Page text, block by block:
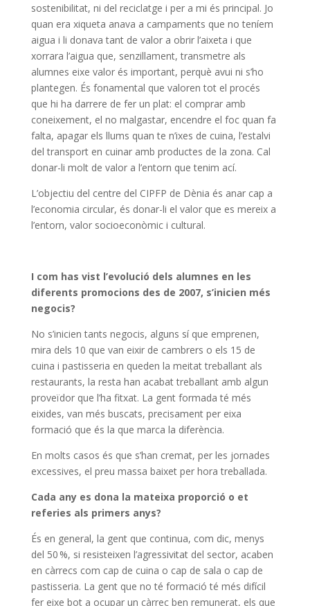
sostenibilitat, ni del reciclatge i per a mi és principal. Jo
quan era xiqueta anava a campaments que no teníem
aigua i li donava tant de valor a obrir l’aixeta i que
xorrara l’aigua que, senzillament, transmetre als
alumnes eixe valor és important, perquè avui ni s’ho
plantegen. És fonamental que valoren tot el procés
que hi ha darrere de fer un plat: el comprar amb
coneixement, el no malgastar, encendre el foc quan fa
falta, apagar els llums quan te n’ixes de cuina, l’estalvi
del transport en cuinar amb productes de la zona. Cal
donar-li molt de valor a l’entorn que tenim ací.
L’objectiu del centre del CIPFP de Dènia és anar cap a
l’economia circular, és donar-li el valor que es mereix a
l’entorn, valor socioeconòmic i cultural.
I com has vist l’evolució dels alumnes en les
diferents promocions des de 2007, s’inicien més
negocis?
No s’inicien tants negocis, alguns sí que emprenen,
mira dels 10 que van eixir de cambrers o els 15 de
cuina i pastisseria en queden la meitat treballant als
restaurants, la resta han acabat treballant amb algun
proveïdor que l’ha fitxat. La gent formada té més
eixides, van més buscats, precisament per eixa
formació que és la que marca la diferència.
En molts casos és que s’han cremat, per les jornades
excessives, el preu massa baixet per hora treballada.
Cada any es dona la mateixa proporció o et
referies als primers anys?
És en general, la gent que continua, com dic, menys
del 50 %, si resisteixen l’agressivitat del sector, acaben
en càrrecs com cap de cuina o cap de sala o cap de
pastisseria. La gent que no té formació té més difícil
fer eixe bot a ocupar un càrrec ben remunerat, els que